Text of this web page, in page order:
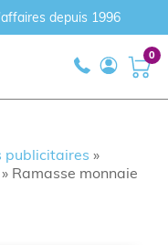
depuis 1996
0
publicitaires »
» Ramasse monnaie